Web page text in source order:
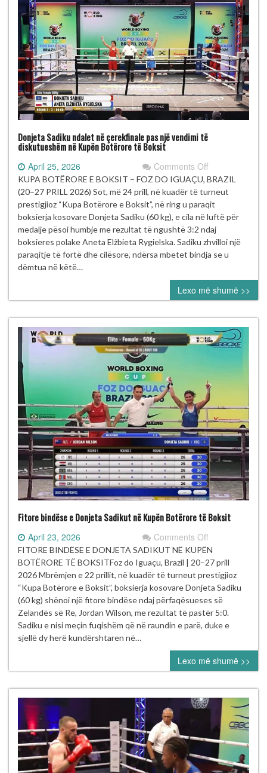
të
reja
Donjeta Sadiku ndalet në çerekfinale pas një vendimi të
diskutueshëm në Kupën Botërore të Boksit
April 25, 2026 Comments Offon
Donjeta
Sadiku
ndalet
në
çerekfinale
pas
një
të
diskutueshëm
në
Kupën
Botërore
të
KUPA BOTËRORE E BOKSIT – FOZ DO IGUAÇU, BRAZIL
(20–27 PRILL 2026) Sot, më 24 prill, në kuadër të turneut
prestigjioz “Kupa Botërore e Boksit”, në ring u paraqit
boksierja kosovare Donjeta Sadiku (60 kg), e cila në luftë për
medalje pësoi humbje me rezultat të ngushtë 3:2 ndaj
boksieres polake Aneta Elżbieta Rygielska. Sadiku zhvilloi një
paraqitje të fortë dhe cilësore, ndërsa mbetet bindja se u
dëmtua në këtë…
Lexo më shumë >>
Fitore bindëse e Donjeta Sadikut në Kupën Botërore të Boksit
April 23, 2026 Comments Offon
Fitore
bindëse
e
Donjeta
Sadikut
në
Kupën
të
Boksit
FITORE BINDËSE E DONJETA SADIKUT NË KUPËN
BOTËRORE TË BOKSITFoz do Iguaçu, Brazil | 20–27 prill
2026 Mbrëmjen e 22 prillit, në kuadër të turneut prestigjioz
“Kupa Botërore e Boksit”, boksierja kosovare Donjeta Sadiku
(60 kg) shënoi një fitore bindëse ndaj përfaqësueses së
Zelandës së Re, Jordan Wilson, me rezultat të pastër 5:0.
Sadiku e nisi meçin fuqishëm që në raundin e parë, duke e
sjellë dy herë kundërshtaren në…
Lexo më shumë >>